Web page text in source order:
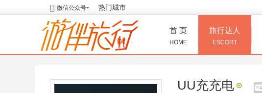
微信公众号 热门城市
首 页
HOME
旅行达人
ESCORT
UU充充电